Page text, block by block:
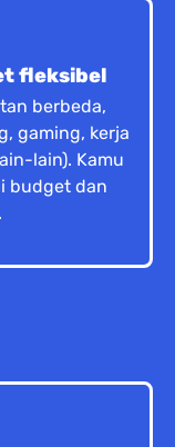
fleksibel
berbeda,
gaming, kerja
lain). Kamu
budget dan